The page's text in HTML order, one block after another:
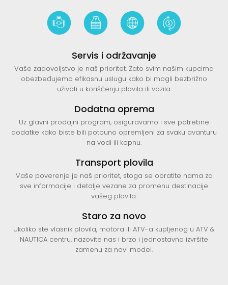
Servis i održavanje
Vaše zadovoljstvo je naš prioritet. Zato svim našim kupcima
obezbeđujemo efikasnu uslugu kako bi mogli bezbrižno
uživati u korišćenju plovila ili vozila.
Dodatna oprema
Uz glavni prodajni program, osiguravamo i sve potrebne
dodatke kako biste bili potpuno opremljeni za svaku avanturu
na vodi ili kopnu.
Transport plovila
Vaše poverenje je naš prioritet, stoga se obratite nama za
sve informacije i detalje vezane za promenu destinacije
vašeg plovila.
Staro za novo
Ukoliko ste vlasnik plovila, motora ili ATV-a kupljenog u ATV &
NAUTICA centru, nazovite nas i brzo i jednostavno izvršite
zamenu za novi model.